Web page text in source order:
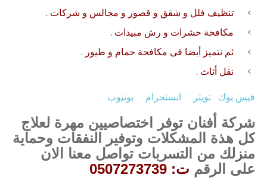
تنظيف فلل و شقق و قصور و مجالس و شركات .
مكافحة حشرات و رش مبيدات .
ثم نتميز أيضا فى مكافحة حمام و طيور .
نقل أثاث .
فيس بوك تويتر انستجرام يوتيوب
شركة أفنان توفر اختصاصيين مهرة لعلاج
كل هذة المشكلات وتوفير النفقات وحماية
منزلك من التسربات تواصل معنا الان
على الرقم ت: 0507273739